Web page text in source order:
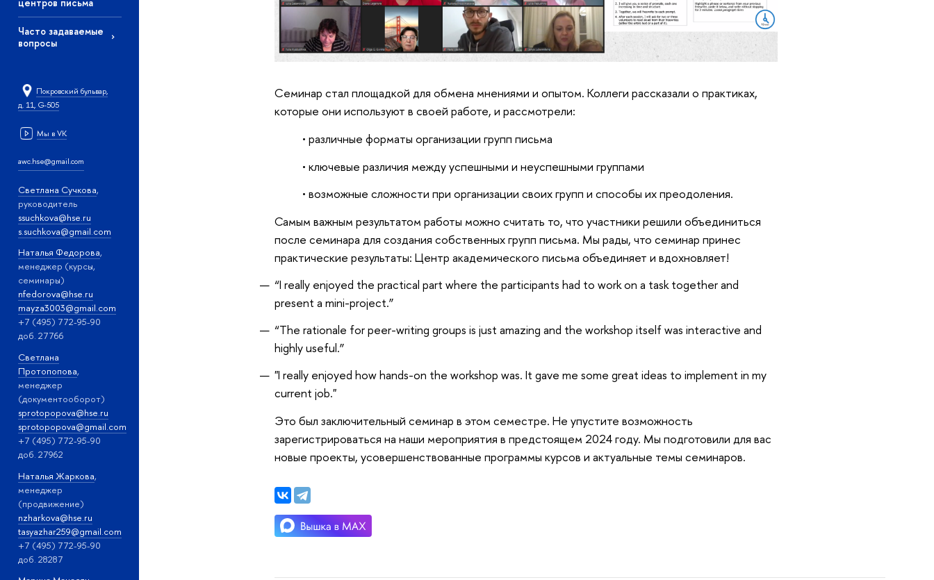
центров письма
Часто задаваемые
вопросы
Покровский бульвар,
д. 11, G-505
Мы в VK
awc.hse@gmail.com
Светлана Сучкова,
руководитель
ssuchkova@hse.ru
s.suchkova@gmail.com
Наталья Федорова,
менеджер (курсы,
семинары)
nfedorova@hse.ru
mayza3003@gmail.com
+7 (495) 772-95-90
доб. 27766
Светлана
Протопопова,
менеджер
(документооборот)
sprotopopova@hse.ru
sprotopopova@gmail.com
+7 (495) 772-95-90
доб. 27962
Наталья Жаркова,
менеджер
(продвижение)
nzharkova@hse.ru
tasyazhar259@gmail.com
+7 (495) 772-95-90
доб. 28287
Семинар стал площадкой для обмена мнениями и опытом. Коллеги рассказали о практиках,
которые они используют в своей работе, и рассмотрели:
• различные форматы организации групп письма
• ключевые различия между успешными и неуспешными группами
• возможные сложности при организации своих групп и способы их преодоления.
Самым важным результатом работы можно считать то, что участники решили объединиться
после семинара для создания собственных групп письма. Мы рады, что семинар принес
практические результаты: Центр академического письма объединяет и вдохновляет!
“I really enjoyed the practical part where the participants had to work on a task together and
present a mini-project.”
“The rationale for peer-writing groups is just amazing and the workshop itself was interactive and
highly useful.”
"I really enjoyed how hands-on the workshop was. It gave me some great ideas to implement in my
current job."
Это был заключительный семинар в этом семестре. Не упустите возможность
зарегистрироваться на наши мероприятия в предстоящем 2024 году. Мы подготовили для вас
новые проекты, усовершенствованные программы курсов и актуальные темы семинаров.